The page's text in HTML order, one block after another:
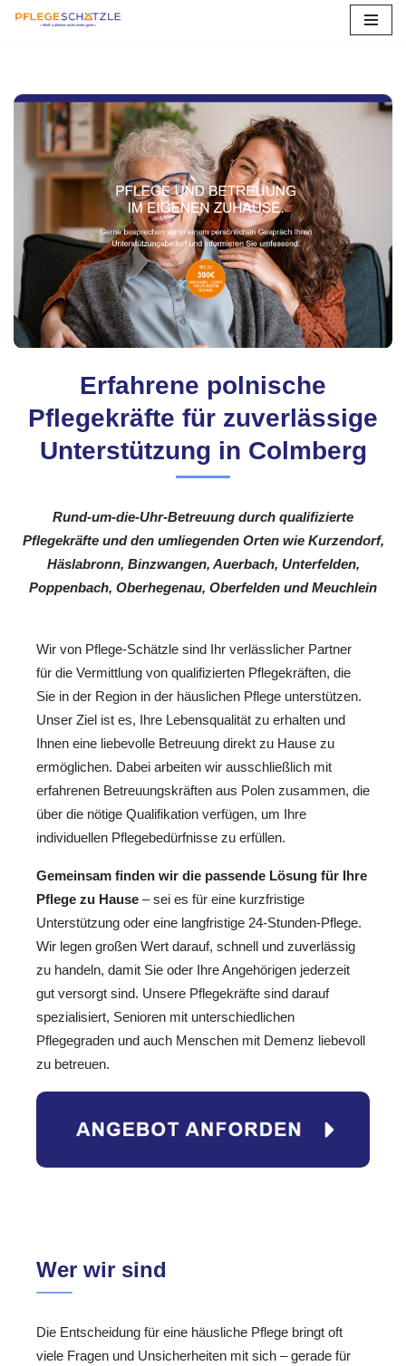
springen
Erfahrene polnische
Pflegekräfte für zuverlässige
Unterstützung in Colmberg
Rund-um-die-Uhr-Betreuung durch qualifizierte
Pflegekräfte und den umliegenden Orten wie Kurzendorf,
Häslabronn, Binzwangen, Auerbach, Unterfelden,
Poppenbach, Oberhegenau, Oberfelden und Meuchlein
Wir von Pflege-Schätzle sind Ihr verlässlicher Partner
für die Vermittlung von qualifizierten Pflegekräften, die
Sie in der Region in der häuslichen Pflege unterstützen.
Unser Ziel ist es, Ihre Lebensqualität zu erhalten und
Ihnen eine liebevolle Betreuung direkt zu Hause zu
ermöglichen. Dabei arbeiten wir ausschließlich mit
erfahrenen Betreuungskräften aus Polen zusammen, die
über die nötige Qualifikation verfügen, um Ihre
individuellen Pflegebedürfnisse zu erfüllen.
Gemeinsam finden wir die passende Lösung für Ihre
Pflege zu Hause – sei es für eine kurzfristige
Unterstützung oder eine langfristige 24-Stunden-Pflege.
Wir legen großen Wert darauf, schnell und zuverlässig
zu handeln, damit Sie oder Ihre Angehörigen jederzeit
gut versorgt sind. Unsere Pflegekräfte sind darauf
spezialisiert, Senioren mit unterschiedlichen
Pflegegraden und auch Menschen mit Demenz liebevoll
zu betreuen.
Wer wir sind
Die Entscheidung für eine häusliche Pflege bringt oft
viele Fragen und Unsicherheiten mit sich – gerade für